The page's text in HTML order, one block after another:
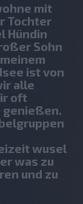
mit
Tochter
Hündin
Sohn
ist von
alle
oft
genießen.
wusel
was zu
und zu